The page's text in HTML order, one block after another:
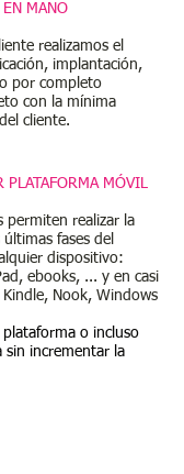
PLATAFORMA MÓVIL
permiten realizar la
fases del
dispositivo:
ebooks, ... y en casi
Nook, Windows
o incluso
sin incrementar la
MANO
realizamos el
implantación,
por completo
con la mínima
cliente.​